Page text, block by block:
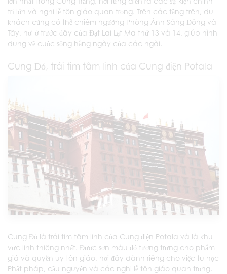
trị lớn và nghi lễ tôn giáo quan trọng. Trên các tầng trên, du
khách cũng có thể chiêm ngưỡng Phòng Ánh Sáng Đông và
Tây, nơi ở trước đây của Đạt Lai Lạt Ma thứ 13 và 14, giúp hình
dung về cuộc sống hằng ngày của các ngài.
Cung Đỏ, trái tim tâm linh của Cung điện Potala
Cung Đỏ là trái tim tâm linh của Cung điện Potala và là khu
vực linh thiêng nhất. Được sơn màu đỏ tượng trưng cho phẩm
giá và quyền uy tôn giáo, nơi đây dành riêng cho việc tu học
Phật pháp, cầu nguyện và các nghi lễ tôn giáo quan trọng.